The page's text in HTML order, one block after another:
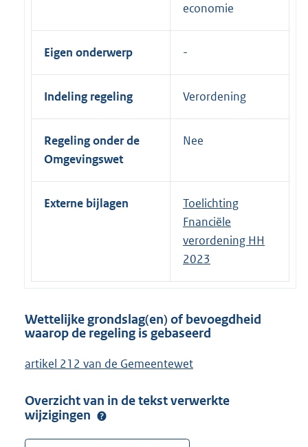
economie
Eigen onderwerp
Indeling regeling Verordening
Regeling onder de
Omgevingswet
Nee
Externe bijlagen
Toelichting
Fnanciële
verordening HH
2023
Wettelijke grondslag(en) of bevoegdheid
waarop de regeling is gebaseerd
artikel 212 van de Gemeentewet
Overzicht van in de tekst verwerkte
wijzigingen